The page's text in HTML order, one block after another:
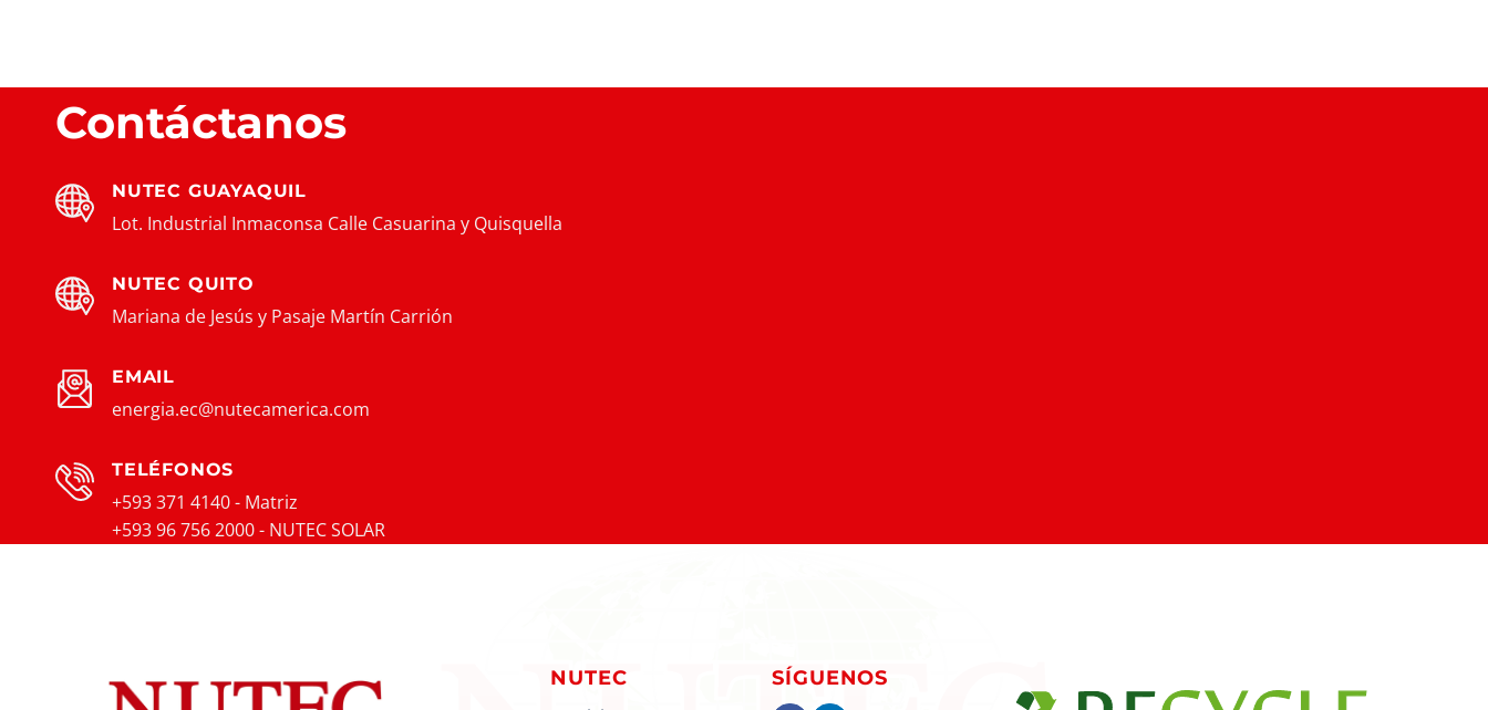
Contáctanos
NUTEC GUAYAQUIL
Lot. Industrial Inmaconsa Calle Casuarina y Quisquella
NUTEC QUITO
Mariana de Jesús y Pasaje Martín Carrión
EMAIL
energia.ec@nutecamerica.com
TELÉFONOS
+593 371 4140 - Matriz
+593 96 756 2000 - NUTEC SOLAR
NUTEC
SÍGUENOS